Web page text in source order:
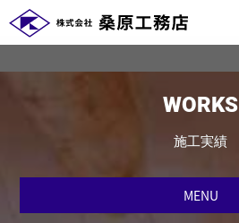
WORKS
施工実績
MENU